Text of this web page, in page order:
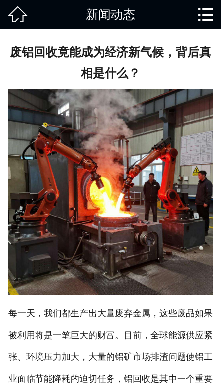
废旧知识
回收范围
服务项目
新闻动态
免责说明
 新闻动态 
废铝回收竟能成为经济新气候，背后真
相是什么？
每一天，我们都生产出大量废弃金属，这些废品如果
被利用将是一笔巨大的财富。目前，全球能源供应紧
张、环境压力加大，大量的铝矿市场排渣问题使铝工
业面临节能降耗的迫切任务，铝回收是其中一个重要